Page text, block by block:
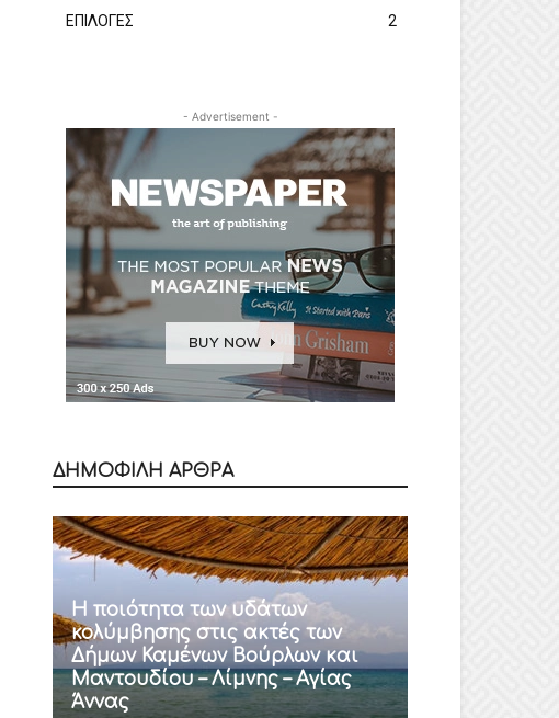
ΕΠΙΛΟΓΕΣ
2
- Advertisement -
ΔΗΜΟΦΙΛΗ ΑΡΘΡΑ
Η ποιότητα των υδάτων
κολύμβησης στις ακτές των
Δήμων Καμένων Βούρλων και
Μαντουδίου – Λίμνης – Αγίας
Άννας